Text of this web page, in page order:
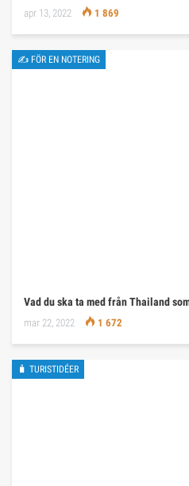
apr 13, 2022 1 869
✍ FÖR EN NOTERING
Vad du ska ta med från Thailand
mar 22, 2022 1 672
🧳 TURISTIDÉER